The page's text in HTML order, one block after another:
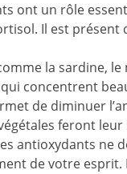
ont un rôle
Il est présent
la sardine,
concentrent
de diminuer
feront
antioxydants
de votre esprit.